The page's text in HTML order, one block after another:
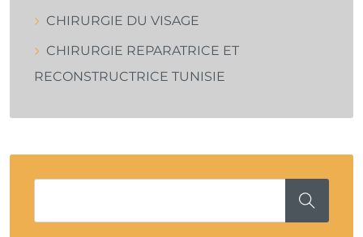
CHIRURGIE DU VISAGE
CHIRURGIE REPARATRICE ET
RECONSTRUCTRICE TUNISIE